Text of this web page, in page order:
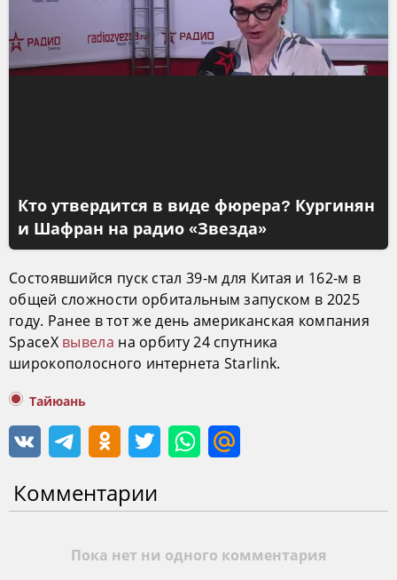
Кто утвердится в виде фюрера? Кургинян
и Шафран на радио «Звезда»
Состоявшийся пуск стал 39-м для Китая и 162-м в
общей сложности орбитальным запуском в 2025
году. Ранее в тот же день американская компания
SpaceX вывела на орбиту 24 спутника
широкополосного интернета Starlink.
Тайюань
Комментарии
Пока нет ни одного комментария